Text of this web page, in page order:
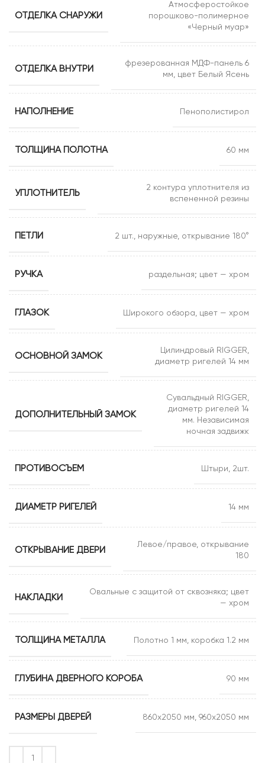
ОТДЕЛКА СНАРУЖИ
Атмосферостойкое
порошково-полимерное
«Черный муар»
ОТДЕЛКА ВНУТРИ
фрезерованная МДФ-панель 6
мм, цвет Белый Ясень
НАПОЛНЕНИЕ Пенополистирол
ТОЛЩИНА ПОЛОТНА 60 мм
УПЛОТНИТЕЛЬ
2 контура уплотнителя из
вспененной резины
ПЕТЛИ 2 шт., наружные, открывание 180°
РУЧКА раздельная; цвет — хром
ГЛАЗОК Широкого обзора, цвет — хром
ОСНОВНОЙ ЗАМОК
Цилиндровый RIGGER,
диаметр ригелей 14 мм
ДОПОЛНИТЕЛЬНЫЙ ЗАМОК
Сувальдный RIGGER,
диаметр ригелей 14
мм. Независимая
ночная задвижк
ПРОТИВОСЪЕМ Штыри, 2шт.
ДИАМЕТР РИГЕЛЕЙ 14 мм
ОТКРЫВАНИЕ ДВЕРИ
Левое/правое, открывание
180
НАКЛАДКИ
Овальные с защитой от сквозняка; цвет
— хром
ТОЛЩИНА МЕТАЛЛА Полотно 1 мм, коробка 1.2 мм
ГЛУБИНА ДВЕРНОГО КОРОБА 90 мм
РАЗМЕРЫ ДВЕРЕЙ 860х2050 мм, 960х2050 мм